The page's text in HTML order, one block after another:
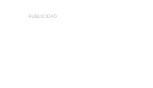
PUBLICIDAD